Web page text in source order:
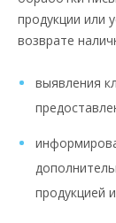
продукции или
возвратe
выявления
продукцией